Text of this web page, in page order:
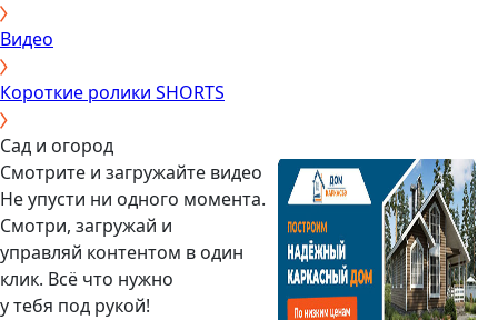
Видео
Короткие ролики SHORTS
Сад и огород
Смотрите и загружайте видео
Не упусти ни одного момента.
Смотри, загружай и
управляй контентом в один
клик. Всё что нужно
у тебя под рукой!